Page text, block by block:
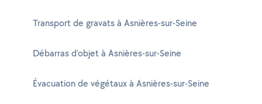
Transport de gravats à Asnières-sur-Seine
Débarras d'objet à Asnières-sur-Seine
Évacuation de végétaux à Asnières-sur-Seine